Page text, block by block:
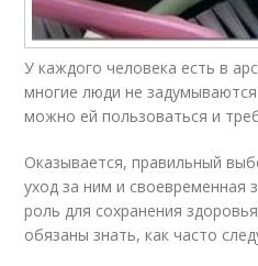
У каждого человека есть в
многие люди не
можно ей пользоваться и
Оказывается, правильный
уход за ним и своевременная
роль для сохранения
обязаны знать, как часто